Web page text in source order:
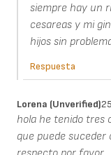
siempre hay un
cesareas y mi
hijos sin
Respuesta
Lorena (unverified)
hola he tenido tres
que puede suceder